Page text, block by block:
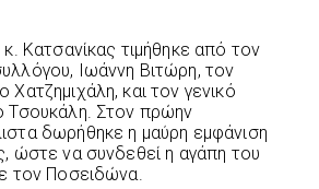
Κατσανίκας τιμήθηκε από τον
Ιωάννη Βιτώρη, τον
Χατζημιχάλη, και τον γενικό
Τσουκάλη. Στον πρώην
δωρήθηκε η μαύρη εμφάνιση
ώστε να συνδεθεί η αγάπη του
τον Ποσειδώνα.